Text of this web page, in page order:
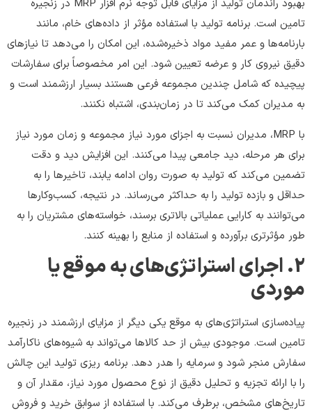
بهبود راندمان تولید از مزایای قابل توجه نرم افزار MRP در زنجیره
تامین است. برنامه تولید با استفاده مؤثر از داده‌های خام، مانند
بارنامه‌ها و عمر مفید مواد ذخیره‌شده، این امکان را می‌دهد تا نیازهای
دقیق نیروی کار و عرضه تعیین شود. این امر مخصوصاً برای سفارشات
پیچیده که شامل چندین مجموعه فرعی هستند بسیار ارزشمند است و
به مدیران کمک می‌کند تا در زمان‌بندی، اشتباه نکنند.
با MRP، مدیران نسبت به اجزای مورد نیاز مجموعه و زمان مورد نیاز
برای هر مرحله، دید جامعی پیدا می‌کنند. این افزایش دید و دقت
تضمین می‌کند که تولید به صورت روان ادامه یابند، تاخیرها را به
حداقل و بازده تولید را به حداکثر می‌رساند. در نتیجه، کسب‌وکارها
می‌توانند به کارایی عملیاتی بالاتری برسند، خواسته‌های مشتریان را به
طور مؤثرتری برآورده و استفاده از منابع را بهینه کنند.
2. اجرای استراتژی‌های به موقع یا
موردی
پیاده‌سازی استراتژی‌های به موقع یکی دیگر از مزایای ارزشمند در زنجیره
تامین است. موجودی بیش از حد کالاها می‌تواند به شیوه‌های ناکارآمد
سفارش منجر شود و سرمایه را هدر دهد. برنامه ریزی تولید این چالش
را با ارائه تجزیه و تحلیل دقیق از نوع محصول مورد نیاز، مقدار آن و
تاریخ‌های مشخص، برطرف می‌کند. با استفاده از سوابق خرید و فروش